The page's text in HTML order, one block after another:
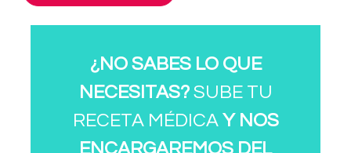
¿NO SABES LO QUE
NECESITAS?SUBE TU
RECETA MÉDICA Y NOS
ENCARGAREMOS DEL